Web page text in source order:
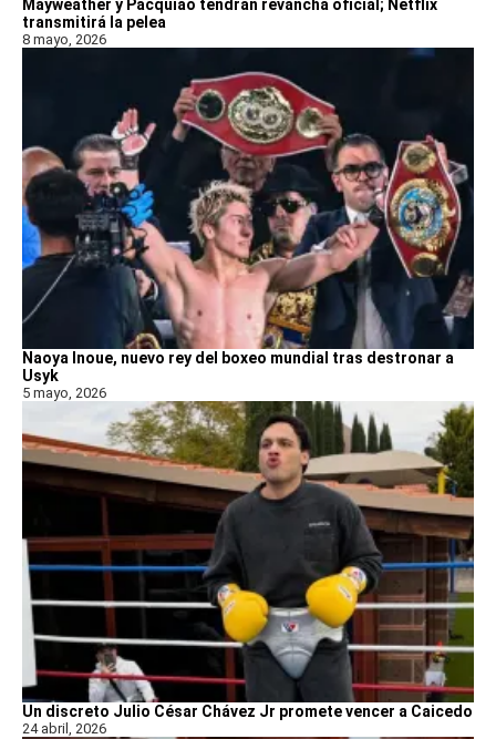
Mayweather y Pacquiao tendrán revancha oficial; Netflix
transmitirá la pelea
8 mayo, 2026
Naoya Inoue, nuevo rey del boxeo mundial tras destronar a
Usyk
5 mayo, 2026
Un discreto Julio César Chávez Jr promete vencer a Caicedo
24 abril, 2026